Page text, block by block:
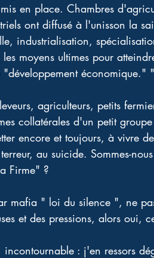
en place. Chambres
ont diffusé à l'unisson la
industrialisation,
les moyens ultimes pour
économique." "
agriculteurs, petits
collatérales d'un petit
encore et toujours, à vivre
au suicide. Sommes-
Firme" ?
mafia " loi du silence ", ne
et des pressions, alors oui,
incontournable : j'en ressors